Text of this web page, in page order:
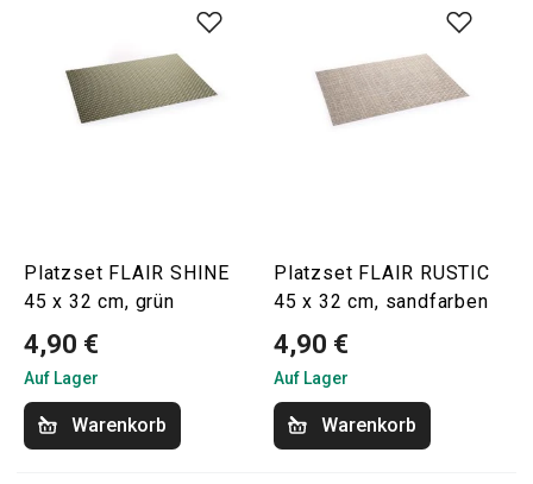
Platzset FLAIR SHINE
45 x 32 cm, grün
4,90 €
Auf Lager
Warenkorb
Platzset FLAIR RUSTIC
45 x 32 cm, sandfarben
4,90 €
Auf Lager
Warenkorb